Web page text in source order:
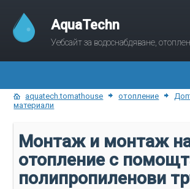
AquaTechn
Уебсайт за водоснабдяване,
aquatech.tomathouse отопление
материали
Монтаж и монтаж
отопление с
полипропиленови